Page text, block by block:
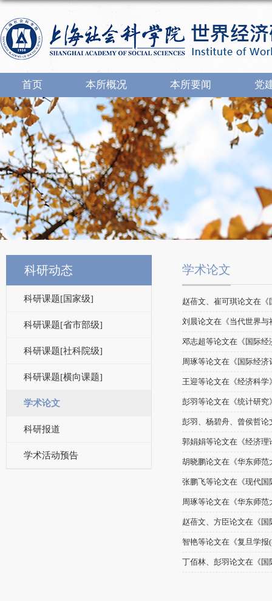
首页 本所概况 本所要闻 党
科研动态
科研课题[国家级]
科研课题[省市部级]
科研课题[社科院级]
科研课题[横向课题]
学术论文
科研报道
学术活动预告
学术论文
赵蓓文、崔可琪论文在
刘晨论文在《当代世界与
邓志超等论文在《国际经
周琢等论文在《国际经济
王迎等论文在《经济科学
彭羽等论文在《统计研究
彭羽、杨碧舟、曾侯哲
郭娟娟等论文在《经济理
胡晓鹏论文在《华东师
张鹏飞等论文在《现代国
周琢等论文在《华东师
赵蓓文、方臣论文在《
智艳等论文在《复旦学报
丁佰林、彭羽论文在《国